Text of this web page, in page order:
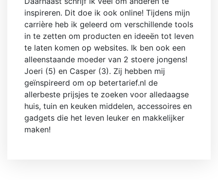
inspireren. Dit doe ik ook online! Tijdens mijn
carrière heb ik geleerd om verschillende tools
in te zetten om producten en ideeën tot leven
te laten komen op websites. Ik ben ook een
alleenstaande moeder van 2 stoere jongens!
Joeri (5) en Casper (3). Zij hebben mij
geïnspireerd om op betertarief.nl de
allerbeste prijsjes te zoeken voor alledaagse
huis, tuin en keuken middelen, accessoires en
gadgets die het leven leuker en makkelijker
maken!